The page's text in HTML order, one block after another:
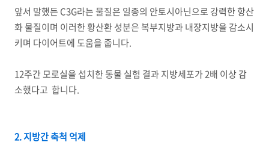
앞서 말했든 C3G라는 물질은 일종의 안토시아닌으로 강력한 항산
화 물질이며 이러한 황산환 성분은 복부지방과 내장지방을 감소시
키며 다이어트에 도움을 줍니다.
12주간 모로실을 섭치한 동물 실험 결과 지방세포가 2배 이상 감
소했다고 합니다.
2. 지방간 축척 억제